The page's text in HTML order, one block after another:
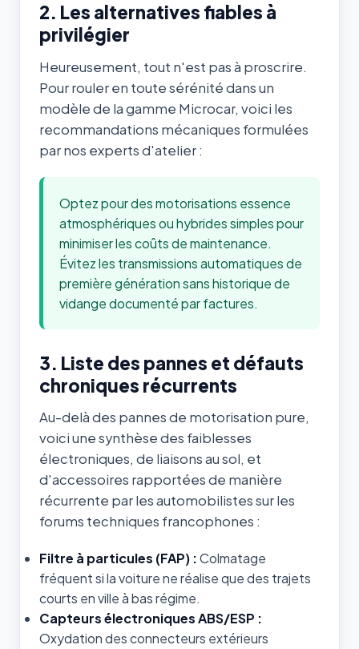
2. Les alternatives fiables à
privilégier
Heureusement, tout n'est pas à proscrire.
Pour rouler en toute sérénité dans un
modèle de la gamme Microcar, voici les
recommandations mécaniques formulées
par nos experts d'atelier :
Optez pour des motorisations essence
atmosphériques ou hybrides simples pour
minimiser les coûts de maintenance.
Évitez les transmissions automatiques de
première génération sans historique de
vidange documenté par factures.
3. Liste des pannes et défauts
chroniques récurrents
Au-delà des pannes de motorisation pure,
voici une synthèse des faiblesses
électroniques, de liaisons au sol, et
d'accessoires rapportées de manière
récurrente par les automobilistes sur les
forums techniques francophones :
Filtre à particules (FAP) :Colmatage
fréquent si la voiture ne réalise que des trajets
courts en ville à bas régime.
Capteurs électroniques ABS/ESP :
Oxydation des connecteurs extérieurs